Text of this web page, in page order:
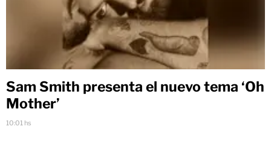
Sam Smith presenta el nuevo tema ‘Oh
Mother’
10:01 hs